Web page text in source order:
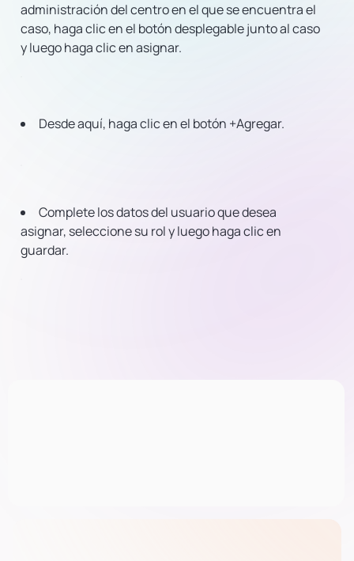
administración del centro en el que se encuentra el
caso, haga clic en el botón desplegable junto al caso
y luego haga clic en asignar.
Desde aquí, haga clic en el botón +Agregar.
Complete los datos del usuario que desea
asignar, seleccione su rol y luego haga clic en
guardar.